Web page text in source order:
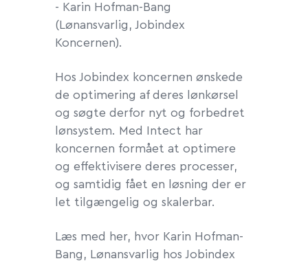
- Karin Hofman-Bang
(Lønansvarlig, Jobindex
Koncernen).
Hos Jobindex koncernen ønskede
de optimering af deres lønkørsel
og søgte derfor nyt og forbedret
lønsystem. Med Intect har
koncernen formået at optimere
og effektivisere deres processer,
og samtidig fået en løsning der er
let tilgængelig og skalerbar.
Læs med her, hvor Karin Hofman-
Bang, Lønansvarlig hos Jobindex